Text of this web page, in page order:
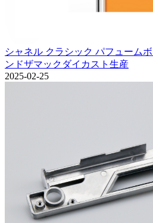
シャネル クラシック パフューム
ンドザマックダイカスト生産
2025-02-25